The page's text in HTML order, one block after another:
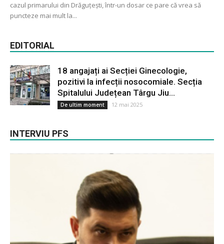
cazul primarului din Drăguțești, într-un dosar ce pare că vrea să
puncteze mai mult la...
EDITORIAL
18 angajați ai Secției Ginecologie,
pozitivi la infecții nosocomiale. Secția
Spitalului Județean Târgu Jiu...
De ultim moment 12 mai 2025
INTERVIU PFS